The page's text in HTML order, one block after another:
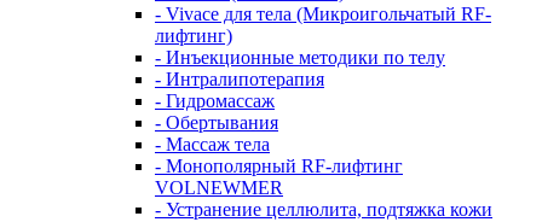
- Vivace для тела (Микроигольчатый RF-
лифтинг)
- Инъекционные методики по телу
- Интралипотерапия
- Гидромассаж
- Обертывания
- Массаж тела
- Монополярный RF-лифтинг
VOLNEWMER
- Устранение целлюлита, подтяжка кожи